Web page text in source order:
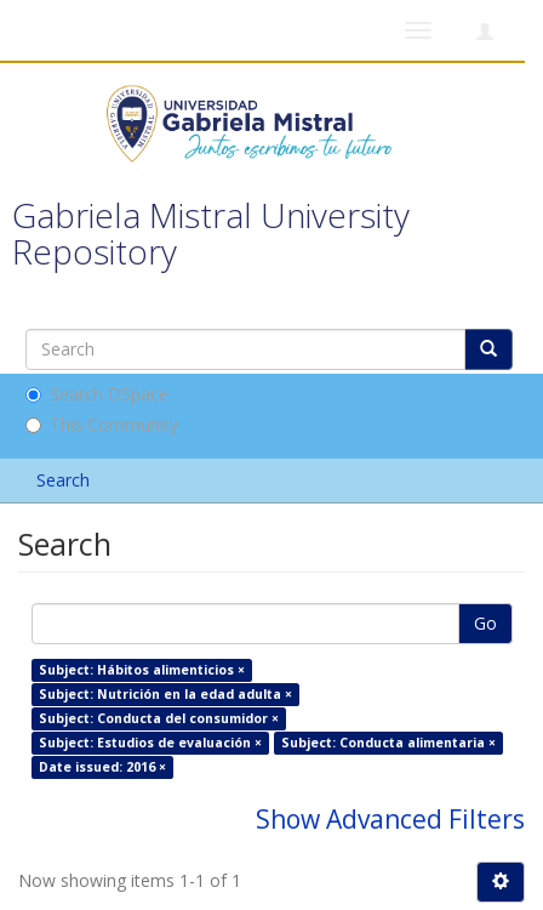
Gabriela Mistral University
Repository
Search DSpace
This Community
Search
Search
Go
Subject: Hábitos alimenticios ×
Subject: Nutrición en la edad adulta ×
Subject: Conducta del consumidor ×
Subject: Estudios de evaluación ×
Subject: Conducta alimentaria ×
Date issued: 2016 ×
Show Advanced Filters
Now showing items 1-1 of 1